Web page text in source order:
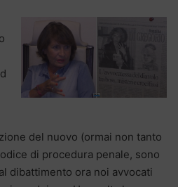
del nuovo (ormai non tanto
di procedura penale, sono
al dibattimento ora noi avvocati